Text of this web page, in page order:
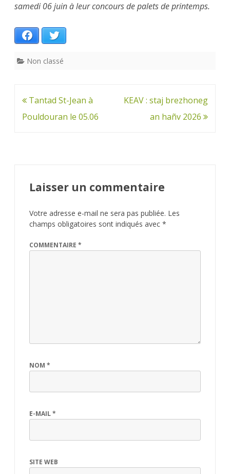
samedi 06 juin à leur concours de palets de printemps.
Facebook
Non classé
Navigation
de
Tantad St-Jean à
Pouldouran le 05.06
KEAV : staj brezhoneg
an hañv 2026
Laisser un commentaire
Votre adresse e-mail ne sera pas publiée. Les
champs obligatoires sont indiqués avec *
COMMENTAIRE *
NOM *
E-MAIL*
SITE WEB